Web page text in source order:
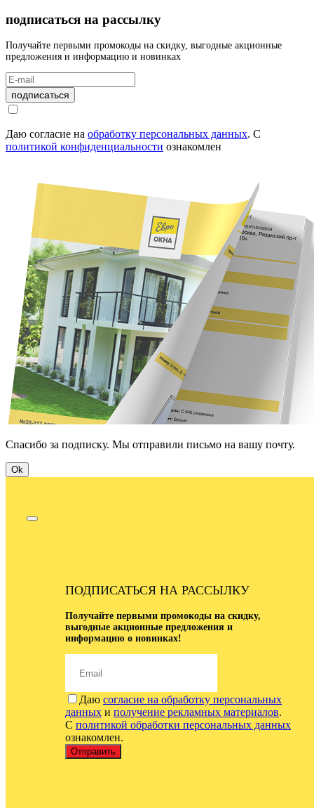
подписаться на рассылку
Получайте первыми промокоды на скидку, выгодные акционные
предложения и информацию и новинках
подписаться
Даю согласие на обработку персональных данных. С
политикой конфиденциальности ознакомлен
Спасибо за подписку. Мы отправили письмо на вашу почту.
Ok
ПОДПИСАТЬСЯ НА РАССЫЛКУ
Получайте первыми промокоды на скидку,
выгодные акционные предложения и
информацию о новинках!
Даю согласие на обработку персональных
данных и получение рекламных материалов.
С политикой обработки персональных данных
ознакомлен.
Отправить